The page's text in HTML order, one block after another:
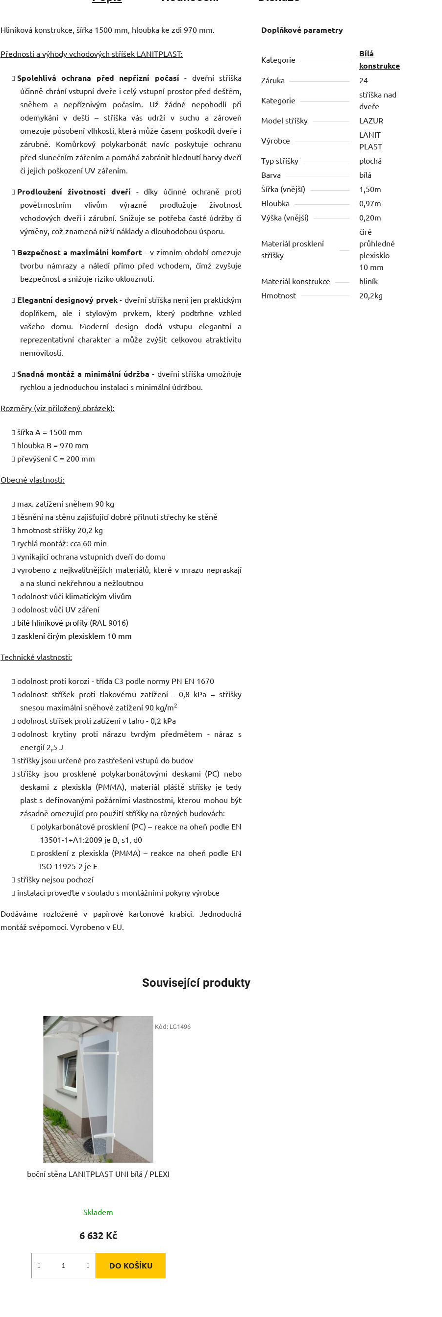
Hliníková konstrukce, šířka 1500 mm, hloubka ke zdi 970 mm.
Přednosti a výhody vchodových stříšek LANITPLAST:
Spolehlivá ochrana před nepřízní počasí- dveřní stříška
účinně chrání vstupní dveře i celý vstupní prostor před deštěm,
sněhem a nepříznivým počasím. Už žádné nepohodlí při
odemykání v dešti – stříška vás udrží v suchu a zároveň
omezuje působení vlhkosti, která může časem poškodit dveře i
zárubně. Komůrkový polykarbonát navíc poskytuje ochranu
před slunečním zářením a pomáhá zabránit blednutí barvy dveří
či jejich poškození UV zářením.
Prodloužení životnosti dveří - díky účinné ochraně proti
povětrnostním vlivům výrazně prodlužuje životnost
vchodových dveří i zárubní. Snižuje se potřeba časté údržby či
výměny, což znamená nižší náklady a dlouhodobou úsporu.
Bezpečnost a maximální komfort - v zimním období omezuje
tvorbu námrazy a náledí přímo před vchodem, čímž zvyšuje
bezpečnost a snižuje riziko uklouznutí.
Elegantní designový prvek- dveřní stříška není jen praktickým
doplňkem, ale i stylovým prvkem, který podtrhne vzhled
vašeho domu. Moderní design dodá vstupu elegantní a
reprezentativní charakter a může zvýšit celkovou atraktivitu
nemovitosti.
Snadná montáž a minimální údržba - dveřní stříška umožňuje
rychlou a jednoduchou instalaci s minimální údržbou.
Rozměry (viz přiložený obrázek):
šířka A = 1500 mm
hloubka B = 970 mm
převýšení C = 200 mm
Obecné vlastnosti:
max. zatížení sněhem 90 kg
těsnění na stěnu zajišťující dobré přilnutí střechy ke stěně
hmotnost stříšky 20,2 kg
rychlá montáž: cca 60 min
vynikající ochrana vstupních dveří do domu
vyrobeno z nejkvalitnějších materiálů, které v mrazu nepraskají
a na slunci nekřehnou a nežloutnou
odolnost vůči klimatickým vlivům
odolnost vůči UV záření
bílé hliníkové profily (RAL 9016)
zasklení čirým plexisklem 10 mm
Technické vlastnosti:
odolnost proti korozi - třída C3 podle normy PN EN 1670
odolnost stříšek proti tlakovému zatížení - 0,8 kPa = stříšky
snesou maximální sněhové zatížení 90 kg/m2
odolnost stříšek proti zatížení v tahu - 0,2 kPa
odolnost krytiny proti nárazu tvrdým předmětem - náraz s
energií 2,5 J
stříšky jsou určené pro zastřešení vstupů do budov
stříšky jsou prosklené polykarbonátovými deskami (PC) nebo
deskami z plexiskla (PMMA), materiál pláště stříšky je tedy
plast s definovanými požárními vlastnostmi, kterou mohou být
zásadně omezující pro použití stříšky na různých budovách:
polykarbonátové prosklení (PC) – reakce na oheň podle EN
13501-1+A1:2009 je B, s1, d0
prosklení z plexiskla (PMMA) – reakce na oheň podle EN
ISO 11925-2 je E
stříšky nejsou pochozí
instalaci proveďte v souladu s montážními pokyny výrobce
Dodáváme rozložené v papírové kartonové krabici. Jednoduchá
montáž svépomocí. Vyrobeno v EU.
Doplňkové parametry
Kategorie
Bílá
konstrukce
Záruka 24
Kategorie
stříška nad
dveře
Model stříšky
LAZUR
Výrobce
LANIT
PLAST
Typ stříšky
plochá
Barva
bílá
Šířka (vnější)
1,50m
Hloubka
0,97m
Výška (vnější)
0,20m
Materiál prosklení
stříšky
čiré
průhledné
plexisklo
10 mm
Materiál konstrukce
hliník
Hmotnost
20,2kg
Související produkty
boční stěna LANITPLAST UNI bílá / PLEXI
Skladem
6 632 Kč
DO KOŠÍKU
Kód: LG1496